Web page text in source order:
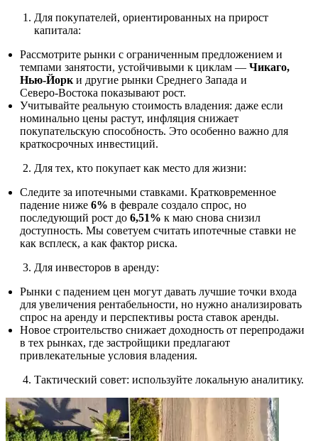
Для покупателей, ориентированных на прирост
капитала:
Рассмотрите рынки с ограниченным предложением и
темпами занятости, устойчивыми к циклам — Чикаго,
Нью‑Йорк и другие рынки Среднего Запада и
Северо‑Востока показывают рост.
Учитывайте реальную стоимость владения: даже если
номинально цены растут, инфляция снижает
покупательскую способность. Это особенно важно для
краткосрочных инвестиций.
Для тех, кто покупает как место для жизни:
Следите за ипотечными ставками. Кратковременное
падение ниже 6% в феврале создало спрос, но
последующий рост до 6,51% к маю снова снизил
доступность. Мы советуем считать ипотечные ставки не
как всплеск, а как фактор риска.
Для инвесторов в аренду:
Рынки с падением цен могут давать лучшие точки входа
для увеличения рентабельности, но нужно анализировать
спрос на аренду и перспективы роста ставок аренды.
Новое строительство снижает доходность от перепродажи
в тех рынках, где застройщики предлагают
привлекательные условия владения.
Тактический совет: используйте локальную аналитику.